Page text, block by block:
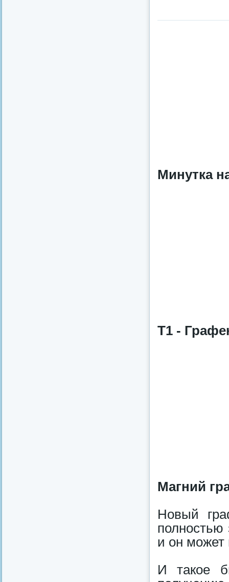
Минутка
Т1 -
Магний
Новый
полностью
и он может
И такое